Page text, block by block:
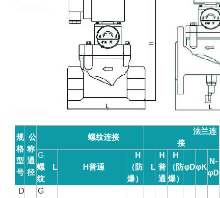
规
格
型
号
公
称
通
径
螺纹连接
法兰连
接
G
螺
纹
L H普通
H
（防
爆）
L
H
普
通
H
（防
爆）
φDφK
N-
φD
D
G